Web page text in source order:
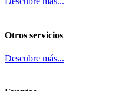
Otros servicios
Descubre más...